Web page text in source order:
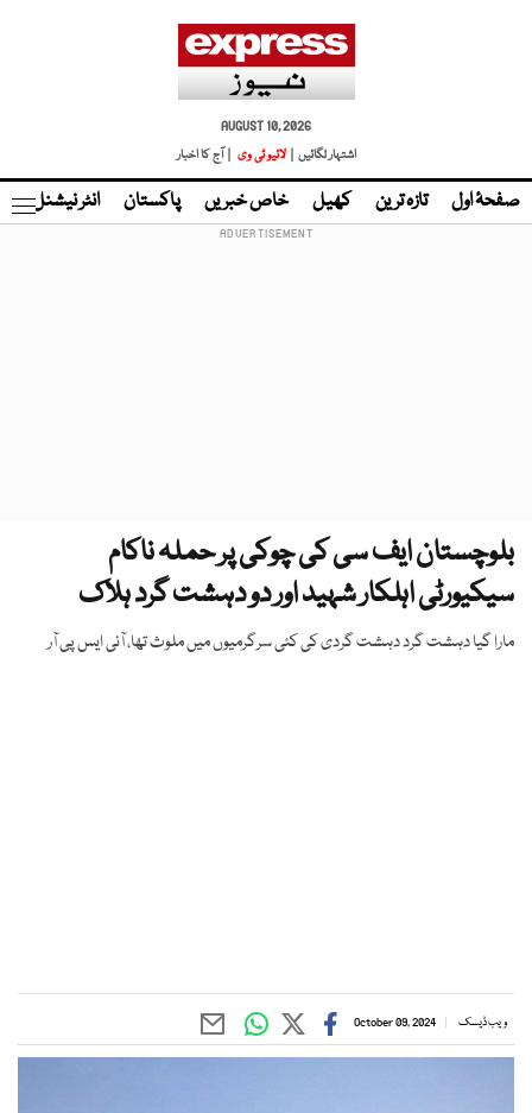
AUGUST 10, 2026
اشتہار لگائیں |
لائیو ٹی وی | آج کا اخبار
صفحۂ اول تازہ ترین کھیل خاص خبریں پاکستان انٹر نیشنل
بلوچستان ایف سی کی چوکی پر حملہ ناکام
سیکیورٹی اہلکار شہید اور دو دہشت گرد ہلاک
مارا گیا دہشت گرد دہشت گردی کی کئی سرگرمیوں میں ملوث تھا، آئی ایس پی آر
ویب ڈیسک October 09, 2024